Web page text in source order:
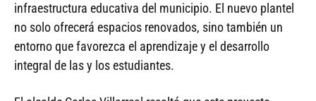
infraestructura educativa del municipio. El nuevo plantel
no solo ofrecerá espacios renovados, sino también un
entorno que favorezca el aprendizaje y el desarrollo
integral de las y los estudiantes.